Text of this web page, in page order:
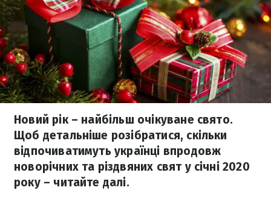
Новий рік – найбільш очікуване свято.
Щоб детальніше розібратися, скільки
відпочиватимуть українці впродовж
новорічних та різдвяних свят у січні 2020
року – читайте далі.